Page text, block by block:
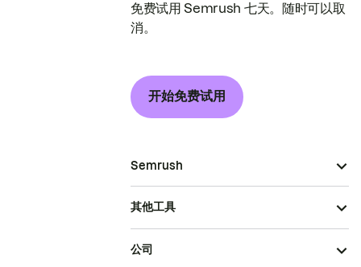
免费试用 Semrush 七天。随时可以取
消。
开始免费试用
Semrush
其他工具
公司